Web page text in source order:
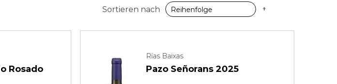
Sortieren nach
Rosado
Rías Baixas
Pazo Señorans 2025